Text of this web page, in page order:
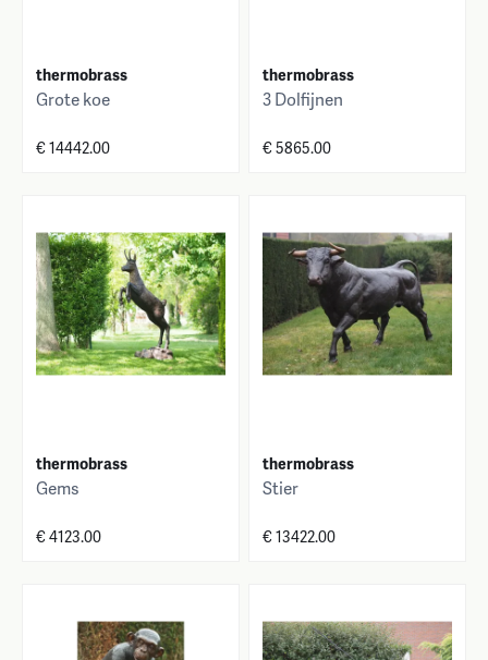
thermobrass
Grote koe
€ 14442.00
thermobrass
3 Dolfijnen
€ 5865.00
thermobrass
Gems
€ 4123.00
thermobrass
Stier
€ 13422.00